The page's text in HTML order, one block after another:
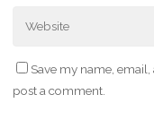
Save my name,
post a comment.